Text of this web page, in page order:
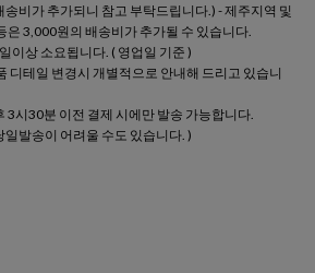
비가 추가되니 참고 부탁드립니다.) - 제주지역 및
은 3,000원의 배송비가 추가될 수 있습니다.
이상 소요됩니다. ( 영업일 기준 )
디테일 변경시 개별적으로 안내해 드리고 있습니
3시30분 이전 결제 시에만 발송 가능합니다.
발송이 어려울 수도 있습니다. )